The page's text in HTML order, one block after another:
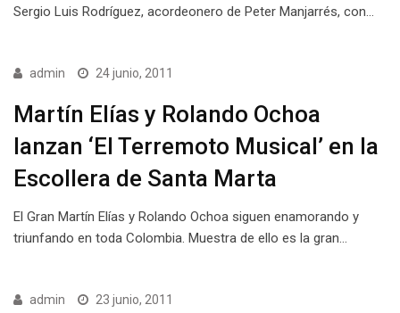
Sergio Luis Rodríguez, acordeonero de Peter Manjarrés, con…
admin 24 junio, 2011
Martín Elías y Rolando Ochoa
lanzan ‘El Terremoto Musical’ en la
Escollera de Santa Marta
El Gran Martín Elías y Rolando Ochoa siguen enamorando y
triunfando en toda Colombia. Muestra de ello es la gran…
admin 23 junio, 2011